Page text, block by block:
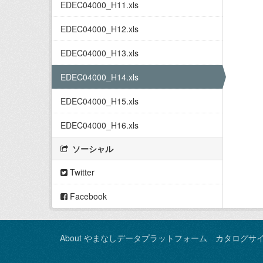
EDEC04000_H11.xls
EDEC04000_H12.xls
EDEC04000_H13.xls
EDEC04000_H14.xls
EDEC04000_H15.xls
EDEC04000_H16.xls
ソーシャル
Twitter
Facebook
About やまなしデータプラットフォーム カタログサ